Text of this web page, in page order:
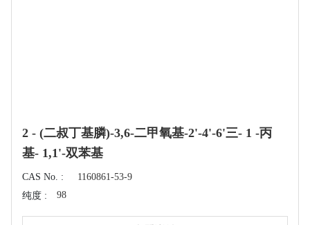
2 - (二叔丁基膦)-3,6-二甲氧基-2'-4'-6'三- 1 -丙
基- 1,1'-双苯基
CAS No. :
1160861-53-9
纯度 :
98